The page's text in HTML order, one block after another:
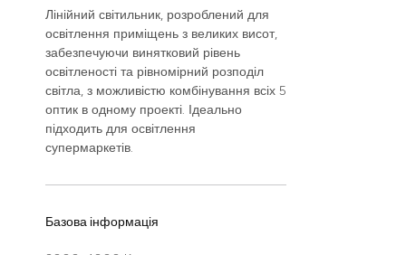
Лінійний світильник, розроблений для
освітлення приміщень з великих висот,
забезпечуючи винятковий рівень
освітленості та рівномірний розподіл
світла, з можливістю комбінування всіх 5
оптик в одному проекті. Ідеально
підходить для освітлення
супермаркетів.
Базова інформація